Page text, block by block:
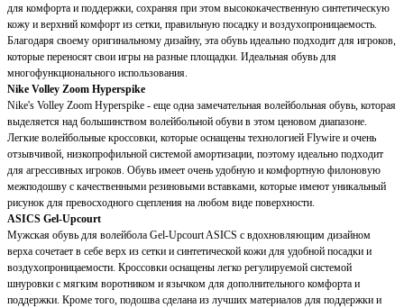
для комфорта и поддержки, сохраняя при этом высококачественную синтетическую
кожу и верхний комфорт из сетки, правильную посадку и воздухопроницаемость.
Благодаря своему оригинальному дизайну, эта обувь идеально подходит для игроков,
которые переносят свои игры на разные площадки. Идеальная обувь для
многофункционального использования.
Nike Volley Zoom Hyperspike
Nike's Volley Zoom Hyperspike - еще одна замечательная волейбольная обувь, которая
выделяется над большинством волейбольной обуви в этом ценовом диапазоне.
Легкие волейбольные кроссовки, которые оснащены технологией Flywire и очень
отзывчивой, низкопрофильной системой амортизации, поэтому идеально подходит
для агрессивных игроков. Обувь имеет очень удобную и комфортную филоновую
межподошву с качественными резиновыми вставками, которые имеют уникальный
рисунок для превосходного сцепления на любом виде поверхности.
ASICS Gel-Upcourt
Мужская обувь для волейбола Gel-Upcourt ASICS с вдохновляющим дизайном
верха сочетает в себе верх из сетки и синтетической кожи для удобной посадки и
воздухопроницаемости. Кроссовки оснащены легко регулируемой системой
шнуровки с мягким воротником и язычком для дополнительного комфорта и
поддержки. Кроме того, подошва сделана из лучших материалов для поддержки и